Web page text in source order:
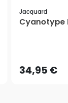
Jacquard
Cyanotype
34,95 €